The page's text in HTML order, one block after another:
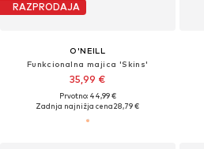
RAZPRODAJA
O'NEILL
Funkcionalna majica 'Skins'
35,99 €
Prvotno: 44,99 €
Zadnja najnižja cena28,79 €